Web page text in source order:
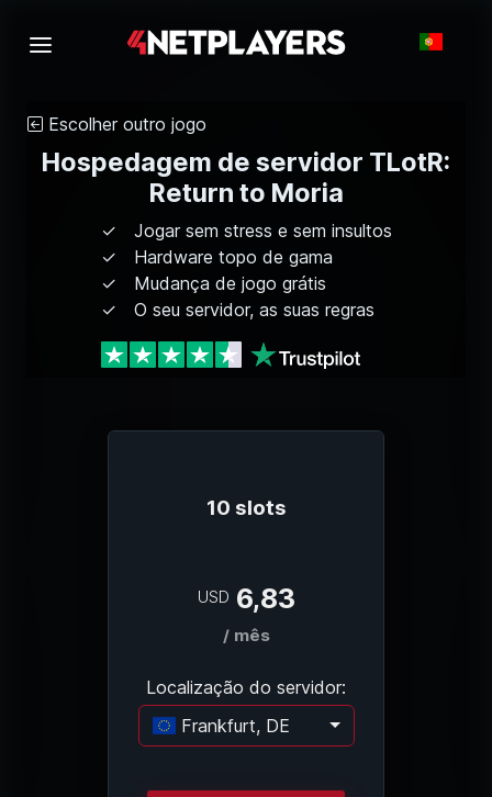
Escolher outro jogo
Hospedagem de servidor TLotR:
Return to Moria
Jogar sem stress e sem insultos
Hardware topo de gama
Mudança de jogo grátis
O seu servidor, as suas regras
10 slots
USD 6,83
/ mês
Localização do servidor:
Frankfurt, DE
Carregando...